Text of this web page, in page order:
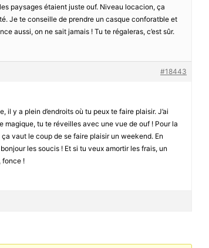
paysages étaient juste ouf. Niveau locacion, ça
Je te conseille de prendre un casque conforatble et
aussi, on ne sait jamais ! Tu te régaleras, c’est sûr.
#18443
il y a plein d’endroits où tu peux te faire plaisir. J’ai
magique, tu te réveilles avec une vue de ouf ! Pour la
vaut le coup de se faire plaisir un weekend. En
les soucis ! Et si tu veux amortir les frais, un
fonce !